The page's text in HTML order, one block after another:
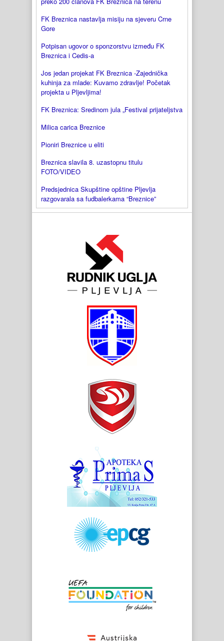
FK Breznica nastavlja misiju na sjeveru Crne
Gore
Potpisan ugovor o sponzorstvu između FK
Breznica i Cedis-a
Jos jedan projekat FK Breznica -Zajednička
kuhinja za mlade: Kuvamo zdravlje! Početak
projekta u Pljevljima!
FK Breznica: Sredinom jula „Festival prijateljstva
Milica carica Breznice
Pioniri Breznice u eliti
Breznica slavila 8. uzastopnu titulu
FOTO/VIDEO
Predsjednica Skupštine opštine Pljevlja
razgovarala sa fudbalerkama “Breznice”